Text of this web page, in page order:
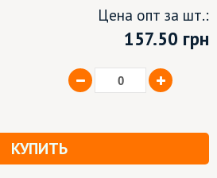
Цена опт за шт.:
157.50 грн
КУПИТЬ